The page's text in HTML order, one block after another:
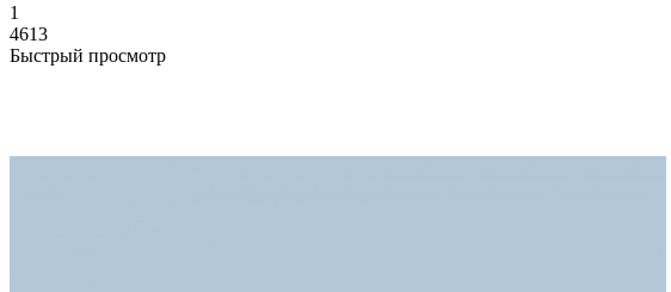
1
4613
Быстрый просмотр